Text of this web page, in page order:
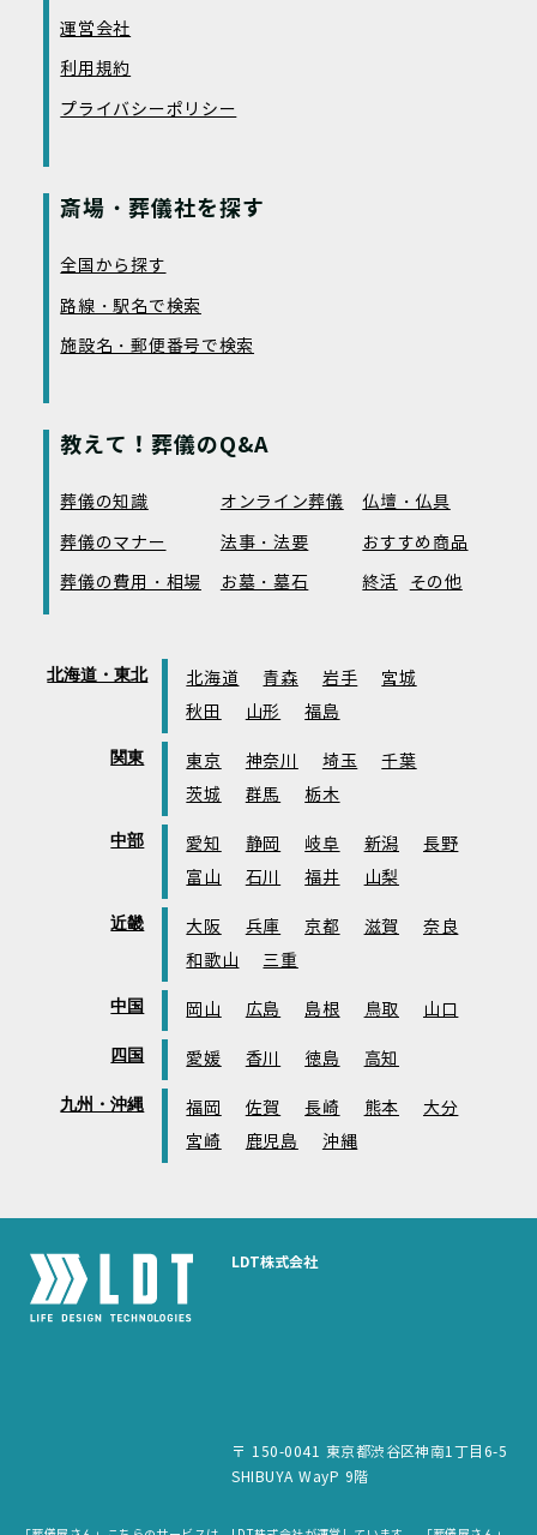
運営会社
利用規約
プライバシーポリシー
斎場・葬儀社を探す
全国から探す
路線・駅名で検索
施設名・郵便番号で検索
教えて！葬儀のQ&A
葬儀の知識 オンライン葬儀
仏壇・仏具
葬儀のマナー
法事・法要
おすすめ商品
葬儀の費用・相場
お墓・墓石 終活 その他
北海道・東北 北海道 青森 岩手
宮城
秋田
山形 福島
関東 東京 神奈川 埼玉
千葉
茨城
群馬 栃木
中部 愛知 静岡 岐阜 新潟
長野
富山
石川 福井 山梨
近畿 大阪 兵庫 京都 滋賀
奈良
和歌山
三重
中国 岡山 広島 島根 鳥取 山口
四国 愛媛 香川 徳島 高知
九州・沖縄 福岡 佐賀 長崎 熊本
大分
宮崎
鹿児島 沖縄
LDT株式会社
〒 150-0041 東京都渋谷区神南1丁目6-5
SHIBUYA WayP 9階